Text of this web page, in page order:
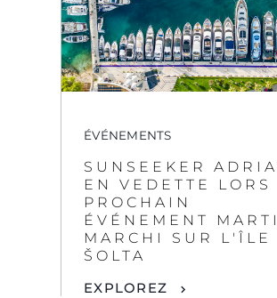
ÉVÉNEMENTS
SUNSEEKER
EN VEDETTE LORS
PROCHAIN
ÉVÉNEMENT
MARCHI SUR L'ÎLE
ŠOLTA
EXPLOREZ